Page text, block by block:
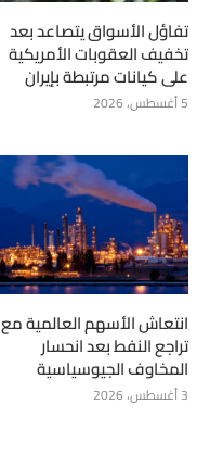
تفاؤل الأسواق يتصاعد بعد
تخفيف العقوبات الأمريكية
على كيانات مرتبطة بإيران
5 أغسطس، 2026
انتعاش الأسهم العالمية مع
تراجع النفط بعد انحسار
المخاوف الجيوسياسية
3 أغسطس، 2026